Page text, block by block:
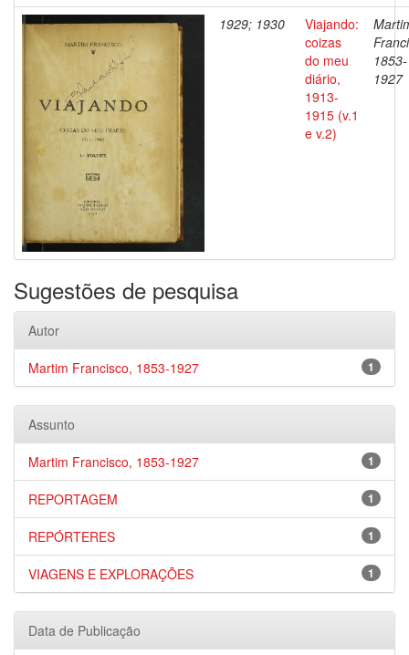
1929; 1930
Viajando:
coizas
do meu
diário,
1913-
1915 (v.1
e v.2)
1853-
1927
Sugestões de pesquisa
Autor
1
Martim Francisco, 1853-1927
Assunto
1
Martim Francisco, 1853-1927
1
REPORTAGEM
1
REPÓRTERES
1
VIAGENS E EXPLORAÇÕES
Data de Publicação